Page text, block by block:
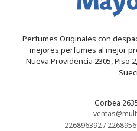
Perfumes Originales con
mejores perfumes al mejor
Nueva Providencia 2305, Piso
Gorbea
226896392 /